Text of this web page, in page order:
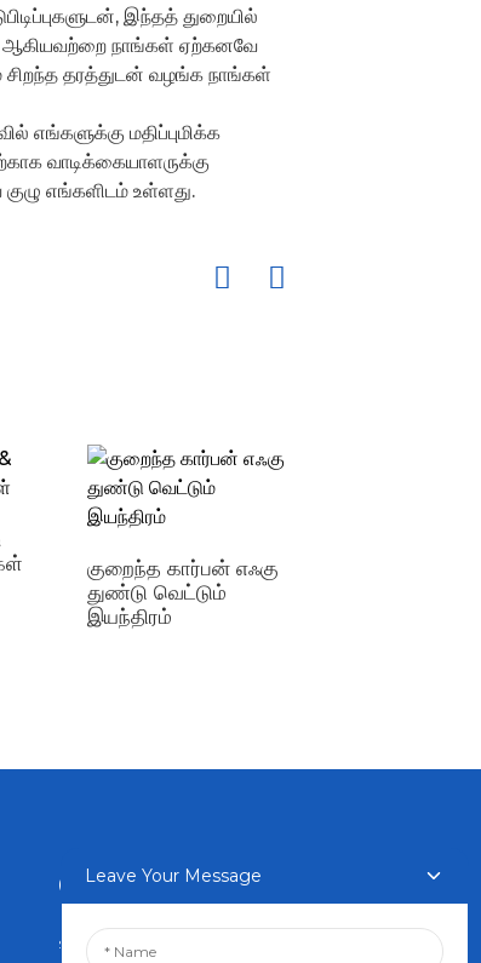
இந்தத் துறையில்
ஆகியவற்றை நாங்கள் ஏற்கனவே
சிறந்த தரத்துடன் வழங்க நாங்கள்
எங்களுக்கு மதிப்புமிக்க
வாடிக்கையாளருக்கு
எங்களிடம் உள்ளது.
குறைந்த கார்பன் எஃகு
துண்டு வெட்டும்
இயந்திரம்
செய்திமடல்கள்
உங்கள் மின்னஞ்சலை உள்ளிடவும்,
Leave Your Message